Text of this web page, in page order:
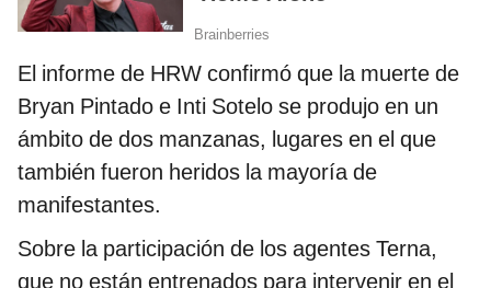
El informe de HRW confirmó que la muerte de
Bryan Pintado e Inti Sotelo se produjo en un
ámbito de dos manzanas, lugares en el que
también fueron heridos la mayoría de
manifestantes.
Sobre la participación de los agentes Terna,
que no están entrenados para intervenir en el